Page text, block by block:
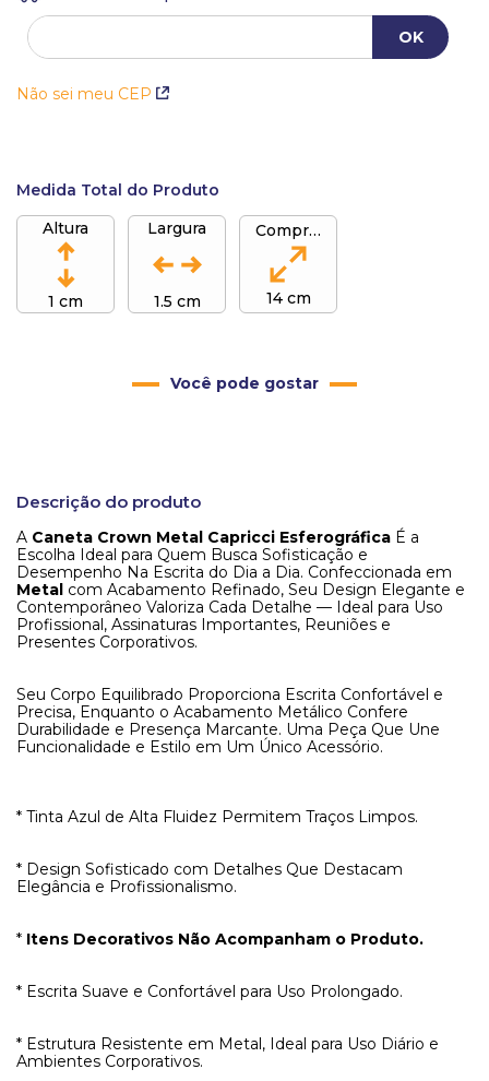
Não sei meu CEP
Medida Total do Produto
Altura
1 cm
Largura
1.5 cm
Comprimento
14 cm
Você pode gostar
Descrição do produto
A Caneta Crown Metal Capricci Esferográfica É a
Escolha Ideal para Quem Busca Sofisticação e
Desempenho Na Escrita do Dia a Dia. Confeccionada em
Metal com Acabamento Refinado, Seu Design Elegante e
Contemporâneo Valoriza Cada Detalhe — Ideal para Uso
Profissional, Assinaturas Importantes, Reuniões e
Presentes Corporativos.
Seu Corpo Equilibrado Proporciona Escrita Confortável e
Precisa, Enquanto o Acabamento Metálico Confere
Durabilidade e Presença Marcante. Uma Peça Que Une
Funcionalidade e Estilo em Um Único Acessório.
* Tinta Azul de Alta Fluidez Permitem Traços Limpos.
* Design Sofisticado com Detalhes Que Destacam
Elegância e Profissionalismo.
* Itens Decorativos Não Acompanham o Produto.
* Escrita Suave e Confortável para Uso Prolongado.
* Estrutura Resistente em Metal, Ideal para Uso Diário e
Ambientes Corporativos.